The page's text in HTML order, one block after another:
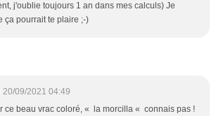
j'oublie toujours 1 an dans mes calculs) Je
ça pourrait te plaire ;-)
20/09/2021 04:49
ce beau vrac coloré, « la morcilla « connais pas !